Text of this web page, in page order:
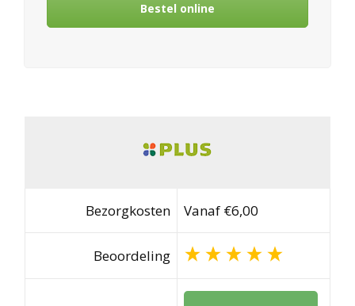
Bestel online
Bezorgkosten Vanaf €6,00
Beoordeling